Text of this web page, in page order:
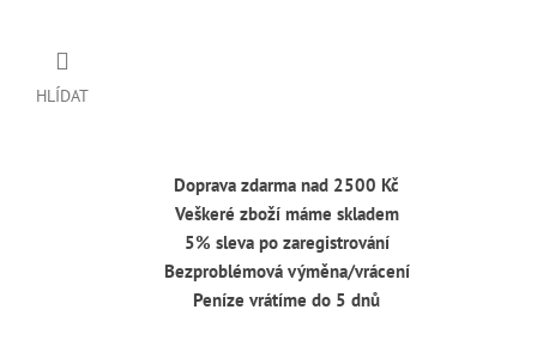
HLÍDAT
Doprava zdarma nad 2500 Kč
Veškeré zboží máme skladem
5% sleva po zaregistrování
Bezproblémová výměna/vrácení
Peníze vrátíme do 5 dnů